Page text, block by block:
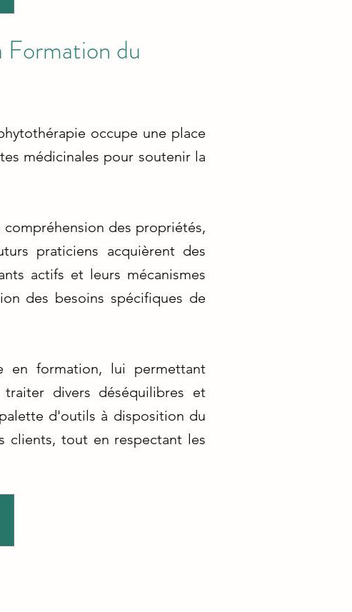
Formation du
occupe une place
médicinales pour soutenir la
des propriétés,
praticiens acquièrent des
actifs et leurs mécanismes
des besoins spécifiques de
en formation, lui permettant
divers déséquilibres et
d'outils à disposition du
clients, tout en respectant les